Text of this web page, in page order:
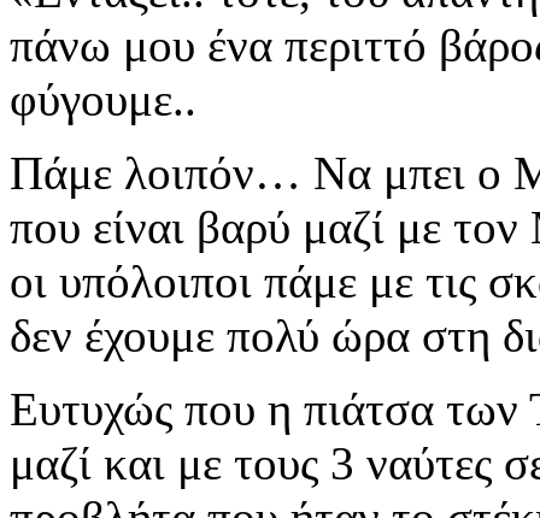
πάνω μου ένα περιττό
φύγουμε..
Πάμε λοιπόν… Να μπει ο
που είναι βαρύ μαζί με
οι υπόλοιποι πάμε με τις
δεν έχουμε πολύ ώρα στη
Ευτυχώς που η πιάτσα
μαζί και με τους 3 ναύτες